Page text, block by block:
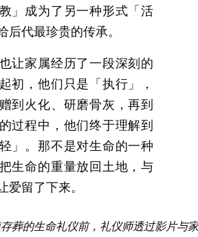
」成为了另一种形式「活
后代最珍贵的传承。
让家属经历了一段深刻的
初，他们只是「执行」，
到火化、研磨骨灰，再到
过程中，他们终于理解到
」。那不是对生命的一种
生命的重量放回土地，与
爱留了下来。
葬的生命礼仪前，礼仪师透过影片与